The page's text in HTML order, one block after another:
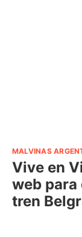
MALVINAS
Vive en
web para
tren